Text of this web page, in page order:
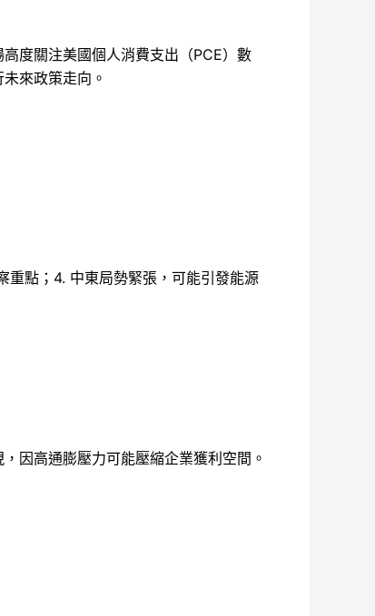
度關注美國個人消費支出（PCE）數
來政策走向。
重點；4. 中東局勢緊張，可能引發能源
因高通膨壓力可能壓縮企業獲利空間。